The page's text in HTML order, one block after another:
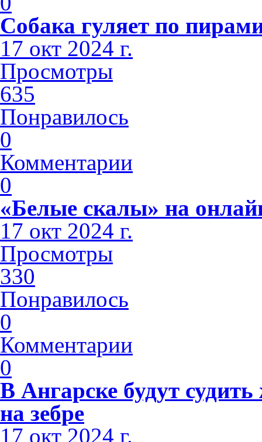
Собака гуляет по
17 окт 2024 г.
Просмотры
635
Понравилось
0
Комментарии
0
«Белые скалы» на
17 окт 2024 г.
Просмотры
330
Понравилось
0
Комментарии
0
В Ангарске будут
на зебре
17 окт 2024 г.